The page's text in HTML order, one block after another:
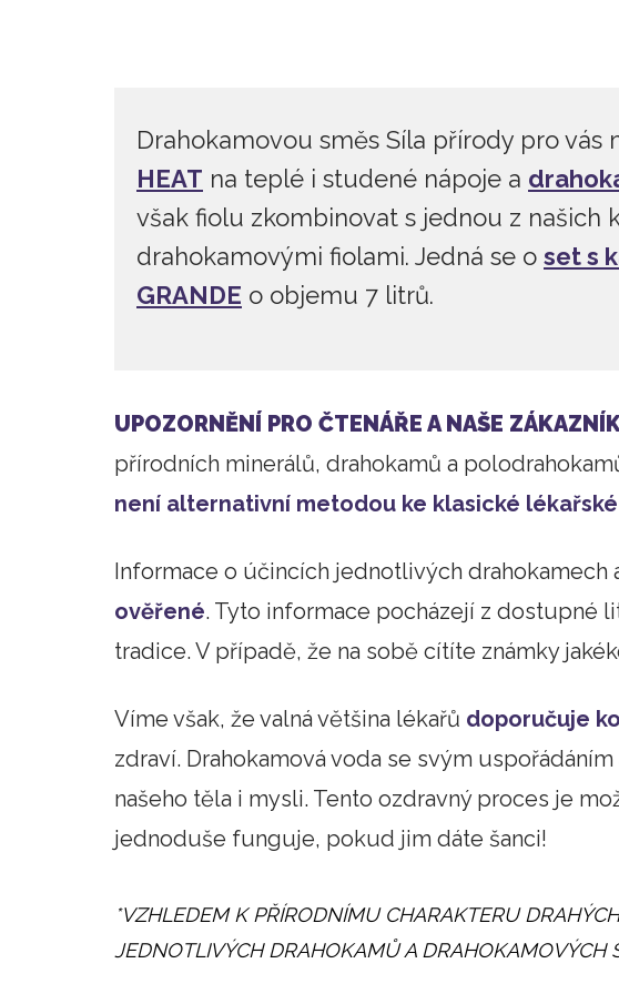
Drahokamovou směs Síla přírody pro vás
HEAT na teplé i studené nápoje a
však fiolu zkombinovat s jednou z
drahokamovými fiolami. Jedná se o set s
GRANDE o objemu 7 litrů.
UPOZORNĚNÍ PRO ČTENÁŘE A NAŠE
přírodních minerálů, drahokamů a
není alternativní metodou ke klasické
Informace o účincích jednotlivých
ověřené. Tyto informace pocházejí z dostupné
tradice. V případě, že na sobě cítíte známky
Víme však, že valná většina lékařů doporučuje
zdraví. Drahokamová voda se svým
našeho těla i mysli. Tento ozdravný proces je
jednoduše funguje, pokud jim dáte šanci!
*VZHLEDEM K PŘÍRODNÍMU CHARAKTERU
JEDNOTLIVÝCH DRAHOKAMŮ A DRAHOKAMOVÝCH